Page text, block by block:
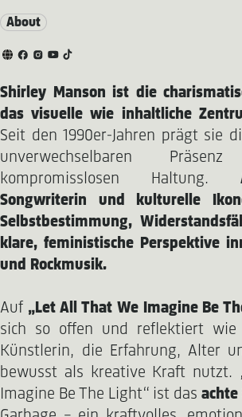
About
Shirley Manson ist die
das visuelle wie inhaltliche
Seit den 1990er-Jahren prägt sie
unverwechselbaren
kompromisslosen Haltung.
Songwriterin und kulturelle
Selbstbestimmung,
klare, feministische Perspektive
und Rockmusik.
Auf „Let All That We Imagine Be
sich so offen und reflektiert
Künstlerin, die Erfahrung, Alter
bewusst als kreative Kraft nutzt.
Imagine Be The Light“ ist das